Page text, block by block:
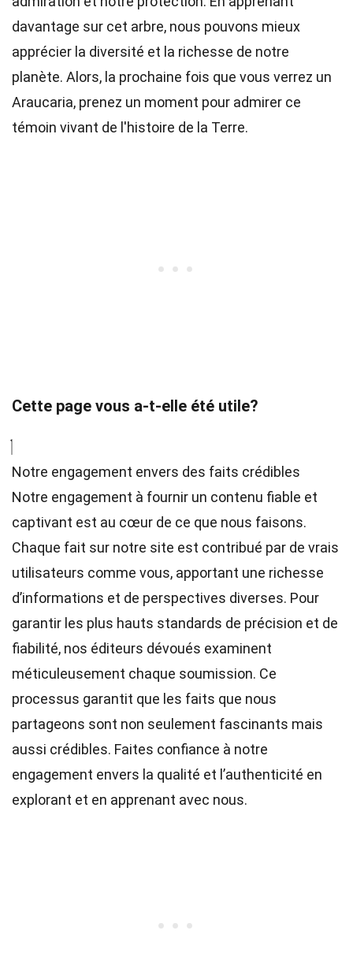
davantage sur cet arbre, nous pouvons mieux
apprécier la diversité et la richesse de notre
planète. Alors, la prochaine fois que vous verrez un
Araucaria, prenez un moment pour admirer ce
témoin vivant de l'histoire de la Terre.
Cette page vous a-t-elle été utile?
Notre engagement envers des faits crédibles
Notre engagement à fournir un contenu fiable et
captivant est au cœur de ce que nous faisons.
Chaque fait sur notre site est contribué par de vrais
utilisateurs comme vous, apportant une richesse
d’informations et de perspectives diverses. Pour
garantir les plus hauts standards de précision et de
fiabilité, nos éditeurs dévoués examinent
méticuleusement chaque soumission. Ce
processus garantit que les faits que nous
partageons sont non seulement fascinants mais
aussi crédibles. Faites confiance à notre
engagement envers la qualité et l’authenticité en
explorant et en apprenant avec nous.